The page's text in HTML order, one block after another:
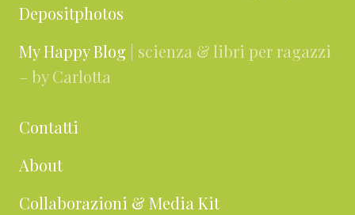
Depositphotos
My Happy Blog | scienza & libri per ragazzi
– by Carlotta
Contatti
About
Collaborazioni & Media Kit